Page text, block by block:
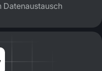
Datenaustausch